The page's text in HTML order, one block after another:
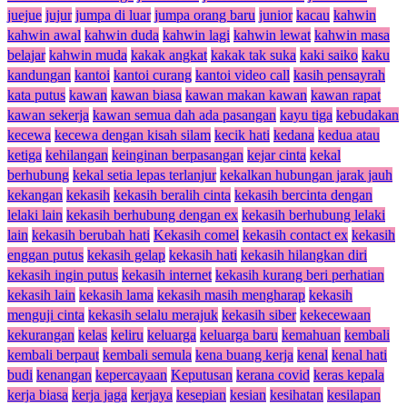
juejue jujur jumpa di luar jumpa orang baru junior kacau kahwin
kahwin awal kahwin duda kahwin lagi kahwin lewat kahwin masa
belajar kahwin muda kakak angkat kakak tak suka kaki saiko kaku
kandungan kantoi kantoi curang kantoi video call kasih pensayrah
kata putus kawan kawan biasa kawan makan kawan kawan rapat
kawan sekerja kawan semua dah ada pasangan kayu tiga kebudakan
kecewa kecewa dengan kisah silam kecik hati kedana kedua atau
ketiga kehilangan keinginan berpasangan kejar cinta kekal
berhubung kekal setia lepas terlanjur kekalkan hubungan jarak jauh
kekangan kekasih kekasih beralih cinta kekasih bercinta dengan
lelaki lain kekasih berhubung dengan ex kekasih berhubung lelaki
lain kekasih berubah hati Kekasih comel kekasih contact ex kekasih
enggan putus kekasih gelap kekasih hati kekasih hilangkan diri
kekasih ingin putus kekasih internet kekasih kurang beri perhatian
kekasih lain kekasih lama kekasih masih mengharap kekasih
menguji cinta kekasih selalu merajuk kekasih siber kekecewaan
kekurangan kelas keliru keluarga keluarga baru kemahuan kembali
kembali berpaut kembali semula kena buang kerja kenal kenal hati
budi kenangan kepercayaan Keputusan kerana covid keras kepala
kerja biasa kerja jaga kerjaya kesepian kesian kesihatan kesilapan